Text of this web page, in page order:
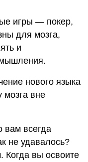
игры — покер,
для мозга,
и
нового языка
мозга вне
вам всегда
не удавалось?
Когда вы освоите